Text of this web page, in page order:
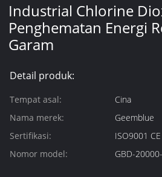
Industrial Chlorine
Penghematan Energi
Garam
Detail produk:
Tempat asal:
Cina
Nama merek:
Geemblue
Sertifikasi:
ISO9001 CE
Nomor model:
GBD-